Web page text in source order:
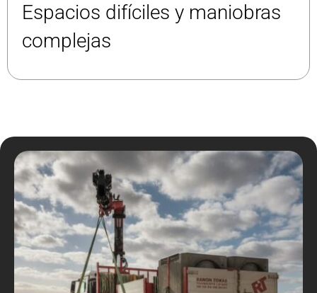
Espacios difíciles y maniobras
complejas​